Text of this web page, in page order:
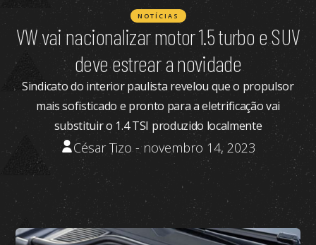
NOTÍCIAS
VW vai nacionalizar motor 1.5 turbo e SUV
deve estrear a novidade
Sindicato do interior paulista revelou que o propulsor
mais sofisticado e pronto para a eletrificação vai
substituir o 1.4 TSI produzido localmente
César Tizo - novembro 14, 2023